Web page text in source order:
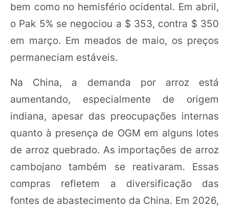
bem como no hemisfério ocidental. Em abril,
o Pak 5% se negociou a $ 353, contra $ 350
em março. Em meados de maio, os preços
permaneciam estáveis.
Na China, a demanda por arroz está
aumentando, especialmente de origem
indiana, apesar das preocupações internas
quanto à presença de OGM em alguns lotes
de arroz quebrado. As importações de arroz
cambojano também se reativaram. Essas
compras refletem a diversificação das
fontes de abastecimento da China. Em 2026,